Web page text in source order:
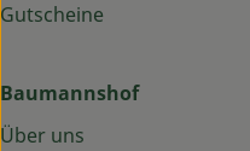
Gutscheine
Baumannshof
Über uns